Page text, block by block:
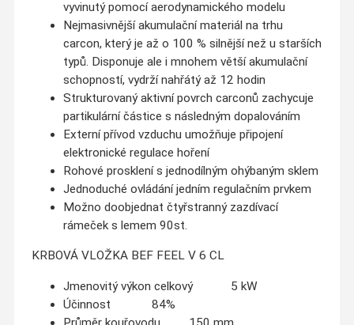
vyvinutý pomocí aerodynamického modelu
Nejmasivnější akumulační materiál na trhu
carcon, který je až o 100 % silnější než u starších
typů. Disponuje ale i mnohem větší akumulační
schopností, vydrží nahřátý až 12 hodin
Strukturovaný aktivní povrch carconů zachycuje
partikulární částice s následným dopalováním
Externí přívod vzduchu umožňuje připojení
elektronické regulace hoření
Rohové prosklení s jednodílným ohýbaným sklem
Jednoduché ovládání jedním regulačním prvkem
Možno doobjednat čtyřstranný zazdívací
rámeček s lemem 90st.
KRBOVÁ VLOŽKA BEF FEEL V 6 CL
Jmenovitý výkon celkový 5 kW
Účinnost 84%